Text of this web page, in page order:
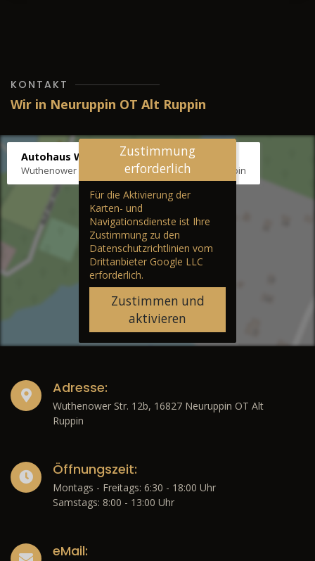
KONTAKT
Wir in Neuruppin OT Alt Ruppin
Autohaus Wernicke
Wuthenower Str. 12b, 16827 Neuruppin OT Alt Ruppin
Zustimmung
erforderlich
Für die Aktivierung der
Karten- und
Navigationsdienste ist Ihre
Zustimmung zu den
Datenschutzrichtlinien vom
Drittanbieter Google LLC
erforderlich.
Zustimmen und
aktivieren
Adresse:
Wuthenower Str. 12b, 16827 Neuruppin OT Alt
Ruppin
Öffnungszeit:
Montags - Freitags: 6:30 - 18:00 Uhr
Samstags: 8:00 - 13:00 Uhr
eMail: